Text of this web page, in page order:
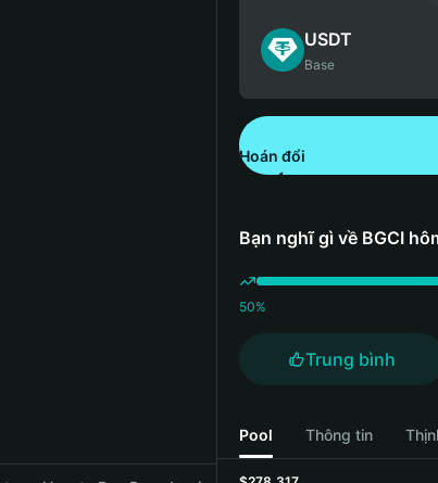
USDT
Base
Hoán đổi
Bạn nghĩ gì về BGCI
50%
Trung bình
Pool Thông tin